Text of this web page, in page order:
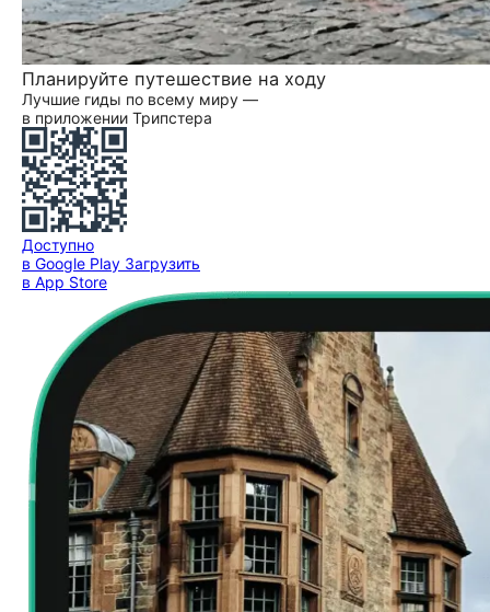
Планируйте путешествие на ходу
Лучшие гиды по всему миру —
в приложении Трипстера
Доступно
в Google Play Загрузить
в App Store